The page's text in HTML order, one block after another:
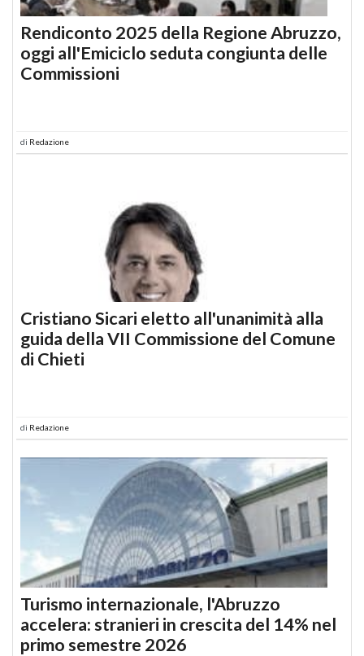
Rendiconto 2025 della Regione Abruzzo,
oggi all'Emiciclo seduta congiunta delle
Commissioni
di Redazione
Cristiano Sicari eletto all'unanimità alla
guida della VII Commissione del Comune
di Chieti
di Redazione
Turismo internazionale, l'Abruzzo
accelera: stranieri in crescita del 14% nel
primo semestre 2026